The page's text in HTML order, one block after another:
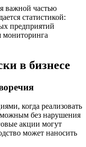
важной частью
статистикой:
предприятий
мониторинга
в бизнесе
когда реализовать
без нарушения
акции могут
может наносить